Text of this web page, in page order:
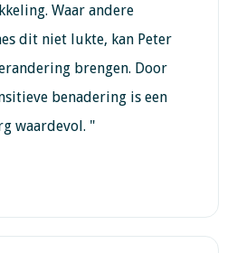
Waar andere
dit niet lukte, kan Peter
brengen. Door
benadering is een
waardevol. "